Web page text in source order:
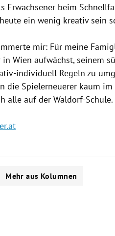
Erwachsener beim
ein wenig kreativ sein
mir: Für meine
inWien aufwächst, seinem
individuell Regeln zu
die Spielerneuerer kaum
alle auf der Waldorf-Schule.
Mehr aus Kolumnen